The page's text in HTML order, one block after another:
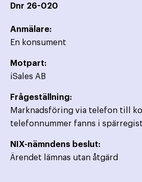
Dnr 26-020
Anmälare:
En konsument
Motpart:
iSales AB
Frågeställning:
Marknadsföring via telefon till
telefonnummer fanns i
NIX-nämndens beslut:
Ärendet lämnas utan åtgärd